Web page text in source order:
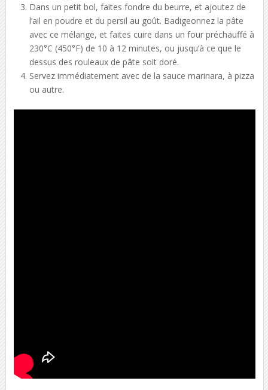
Dans un petit bol, faites fondre du beurre, et ajoutez de
l’ail en poudre et du persil au goût. Badigeonnez la pâte
avec ce mélange, et faites cuire dans un four préchauffé à
230°C (450°F) de 10 à 12 minutes, ou jusqu’à ce que le
dessus des rouleaux de pâte soit doré.
Servez immédiatement avec de la sauce marinara, à pizza
ou autre.